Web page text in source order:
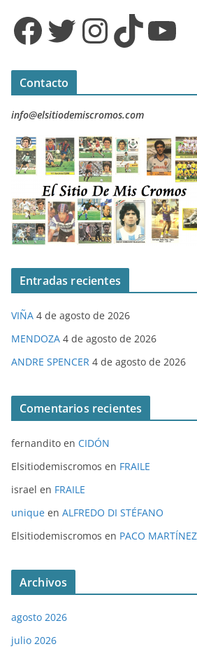
Facebook Twitter InstagramTikTok YouTube
Contacto
info@elsitiodemiscromos.com
Entradas recientes
VIÑA 4 de agosto de 2026
MENDOZA 4 de agosto de 2026
ANDRE SPENCER 4 de agosto de 2026
Comentarios recientes
fernandito en CIDÓN
Elsitiodemiscromos en FRAILE
israel en FRAILE
unique en ALFREDO DI STÉFANO
Elsitiodemiscromos en PACO MARTÍNEZ
Archivos
agosto 2026
julio 2026